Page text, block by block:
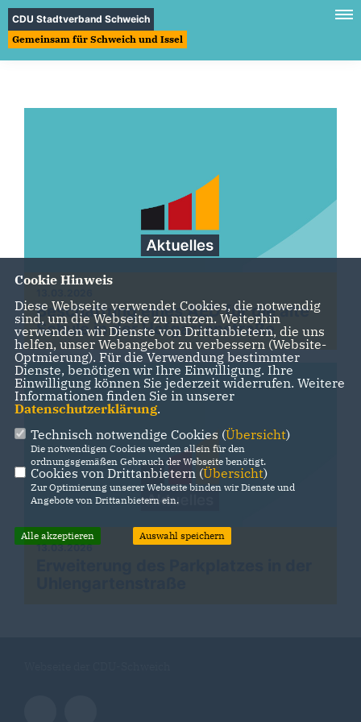
CDU Stadtverband Schweich
Gemeinsam für Schweich und Issel
Beschaffung eines AED für die alte
Schule in der Hofgartenstraße
13.03.2026
Cookie Hinweis
Diese Webseite verwendet Cookies, die notwendig
sind, um die Webseite zu nutzen. Weiterhin
verwenden wir Dienste von Drittanbietern, die uns
helfen, unser Webangebot zu verbessern (Website-
Optmierung). Für die Verwendung bestimmter
Dienste, benötigen wir Ihre Einwilligung. Ihre
Einwilligung können Sie jederzeit widerrufen. Weitere
Informationen finden Sie in unserer
Datenschutzerklärung.
Technisch notwendige Cookies (Übersicht)
Die notwendigen Cookies werden allein für den
ordnungsgemäßen Gebrauch der Webseite benötigt.
Cookies von Drittanbietern (Übersicht)
Zur Optimierung unserer Webseite binden wir Dienste und
Angebote von Drittanbietern ein.
Alle akzeptieren Auswahl speichern